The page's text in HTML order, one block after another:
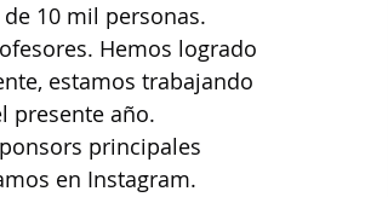
10 mil personas.
Hemos logrado
estamos trabajando
presente año.
principales
en Instagram.